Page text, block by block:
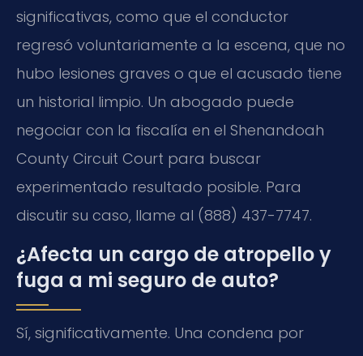
significativas, como que el conductor
regresó voluntariamente a la escena, que no
hubo lesiones graves o que el acusado tiene
un historial limpio. Un abogado puede
negociar con la fiscalía en el Shenandoah
County Circuit Court para buscar
experimentado resultado posible. Para
discutir su caso, llame al (888) 437-7747.
¿Afecta un cargo de atropello y
fuga a mi seguro de auto?
Sí, significativamente. Una condena por